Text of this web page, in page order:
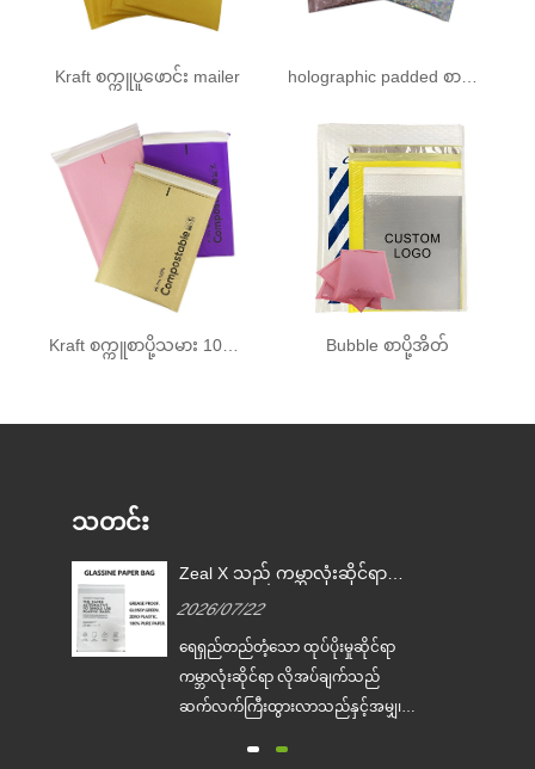
Kraft စက္ကူပူဖောင်း mailer
Kraft စက္ကူစာပို့သမား 100% compostable bubble mailer နှင့်အတူ padded Bubble စာပို့အိတ်
သတင်း
Zeal X သည် ကမ္ဘာလုံးဆိုင်ရာ
သုံး ပလတ်စတစ်ထုပ်ပိုးခြင်းကို
အစားထိုးရာတွင် ကူညီရန်အတွက်
စိတ်ကြိုက် Glassine စက္ကူအိတ်
များကို စတင်ထုတ်လုပ်ခဲ့သည်
2026/07/22
ရေရှည်တည်တံ့သော ထုပ်ပိုးမှုဆိုင်ရာ
ကမ္ဘာလုံးဆိုင်ရာ လိုအပ်ချက်သည်
ဆက်လက်ကြီးထွားလာသည်နှင့်အမျှ၊ ပ